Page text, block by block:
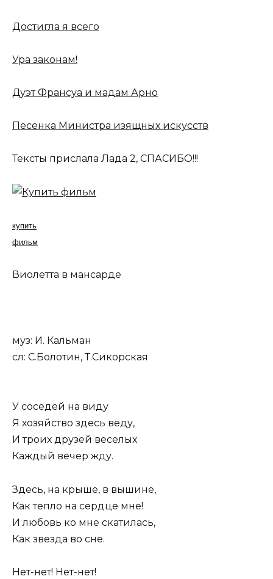
Достигла я всего
Ура законам!
Дуэт Франсуа и мадам Арно
Песенка Министра изящных искусств
Тексты прислала Лада 2, СПАСИБО!!!
купить
фильм
Виолетта в мансарде
муз: И. Кальман
сл: С.Болотин, Т.Сикорская
У соседей на виду
Я хозяйство здесь веду,
И троих друзей веселых
Каждый вечер жду.
Здесь, на крыше, в вышине,
Как тепло на сердце мне!
И любовь ко мне скатилась,
Как звезда во сне.
Нет-нет! Нет-нет!